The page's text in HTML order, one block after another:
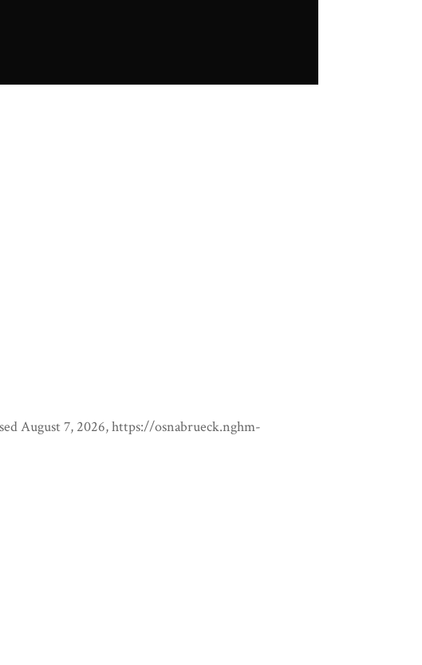
August 7, 2026,https://osnabrueck.nghm-